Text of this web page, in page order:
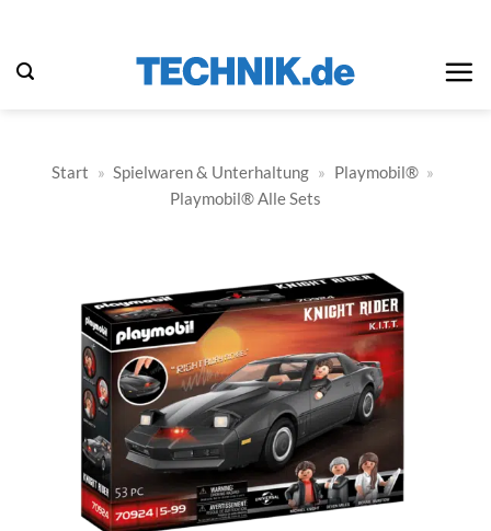
springen
Start » Spielwaren & Unterhaltung » Playmobil® »
Playmobil® Alle Sets